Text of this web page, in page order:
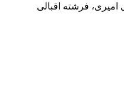
فرشته اقبالی